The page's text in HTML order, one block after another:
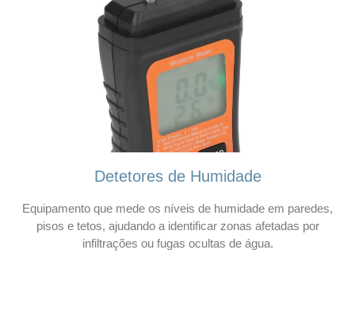
Detetores de Humidade
Equipamento que mede os níveis de humidade em paredes,
pisos e tetos, ajudando a identificar zonas afetadas por
infiltrações ou fugas ocultas de água.